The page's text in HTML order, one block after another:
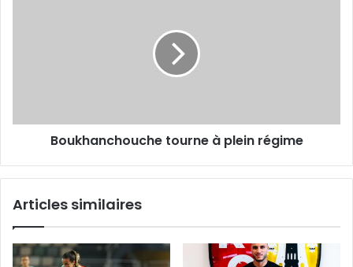
Boukhanchouche tourne à plein régime
Articles similaires